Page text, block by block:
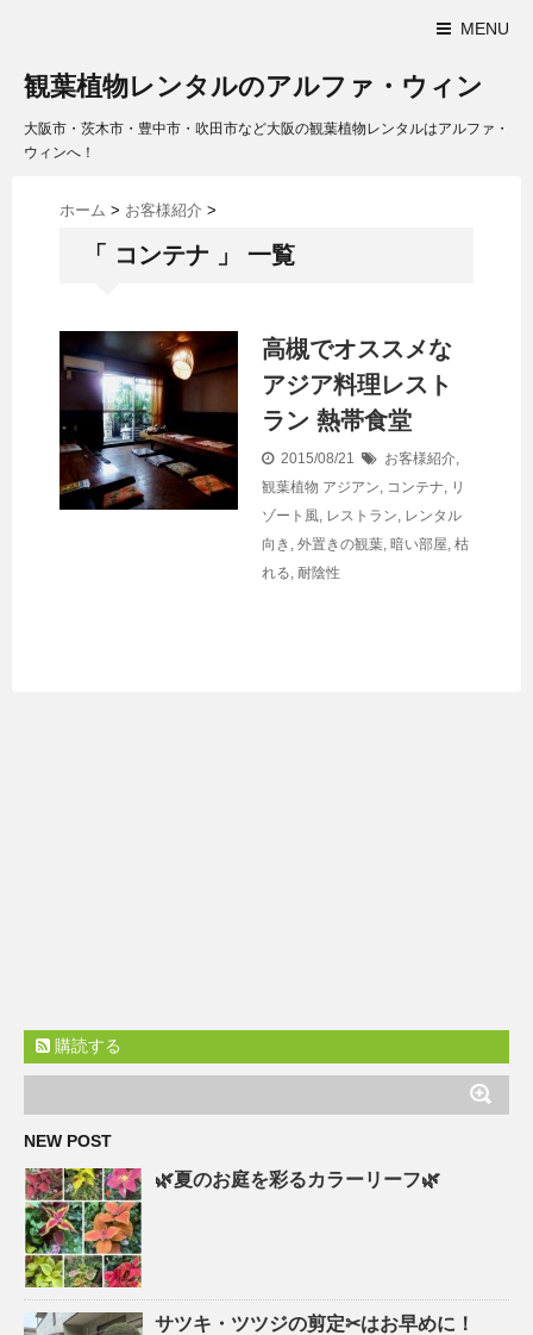
MENU
観葉植物レンタルのアルファ・ウィン
大阪市・茨木市・豊中市・吹田市など大阪の観葉植物レンタルはアルファ・
ウィンへ！
ホーム > お客様紹介 >
「 コンテナ 」 一覧
高槻でオススメな
アジア料理レスト
ラン 熱帯食堂
2015/08/21 お客様紹介,
観葉植物 アジアン, コンテナ, リ
ゾート風, レストラン, レンタル
向き , 外置きの観葉, 暗い部屋, 枯
れる, 耐陰性
購読する
NEW POST
🌿夏のお庭を彩るカラーリーフ🌿
サツキ・ツツジの剪定✂はお早めに！